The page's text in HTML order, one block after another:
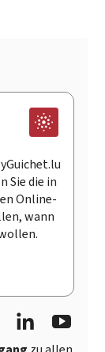
Sie die in
Online-
wann
FacebookLinkedIn